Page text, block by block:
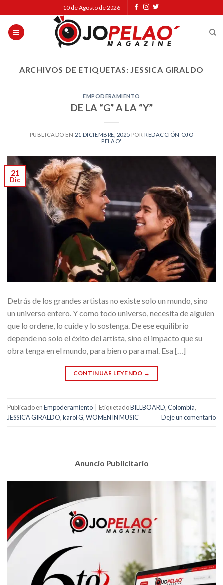
to
content
10 de Agosto de 2026
ARCHIVOS DE ETIQUETAS: JESSICA GIRALDO
EMPODERAMIENTO
DE LA “G” A LA “Y”
PUBLICADO EN 21 DICIEMBRE, 2025 POR REDACCIÓN OJO
PELAO'
21
Dic
Detrás de los grandes artistas no existe solo un mundo, sino
un universo entero. Y como todo universo, necesita de alguien
que lo ordene, lo cuide y lo sostenga. De ese equilibrio
depende no solo el éxito del artista, sino el impacto que su
obra tenga en el mundo, para bien o para mal. Esa […]
CONTINUAR LEYENDO →
Publicado enEmpoderamiento EtiquetadoBILLBOARD,Colombia,
JESSICA GIRALDO,karol G,WOMEN IN MUSIC Deje un comentario
Anuncio Publicitario